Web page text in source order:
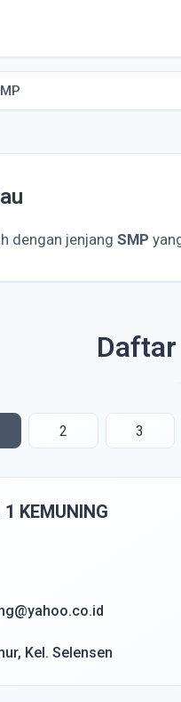
dengan jenjang SMP
2 3
KEMUNING
Kel. Selensen